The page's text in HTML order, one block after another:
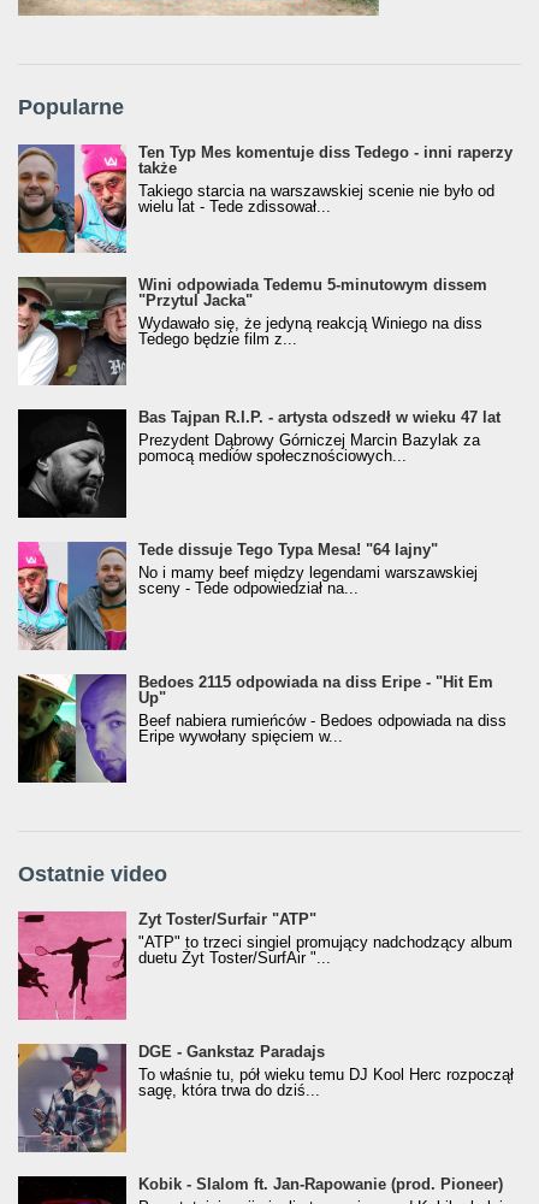
Popularne
Ten Typ Mes komentuje diss Tedego - inni raperzy
także
Takiego starcia na warszawskiej scenie nie było od
wielu lat - Tede zdissował...
Wini odpowiada Tedemu 5-minutowym dissem
"Przytul Jacka"
Wydawało się, że jedyną reakcją Winiego na diss
Tedego będzie film z...
Bas Tajpan R.I.P. - artysta odszedł w wieku 47 lat
Prezydent Dąbrowy Górniczej Marcin Bazylak za
pomocą mediów społecznościowych...
Tede dissuje Tego Typa Mesa! "64 lajny"
No i mamy beef między legendami warszawskiej
sceny - Tede odpowiedział na...
Bedoes 2115 odpowiada na diss Eripe - "Hit Em
Up"
Beef nabiera rumieńców - Bedoes odpowiada na diss
Eripe wywołany spięciem w...
Ostatnie video
Żyt Toster/SurfAir - ATP VIDEO
Żyt Toster/Surfair "ATP"
"ATP" to trzeci singiel promujący nadchodzący album
duetu Żyt Toster/SurfAir "...
donGURALesko z nagrodą za
Klasyczny/Trueschoolowy Album Roku
(Popkillery 2023)
DGE - Gankstaz Paradajs
To właśnie tu, pół wieku temu DJ Kool Herc rozpoczął
sagę, która trwa do dziś...
Kobik - Slalom ft. Jan-Rapowanie (prod. Pioneer)
[Official Music Visualiser]
Kobik - Slalom ft. Jan-Rapowanie (prod. Pioneer)